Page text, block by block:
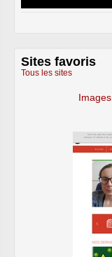
Sites favoris
Tous les sites